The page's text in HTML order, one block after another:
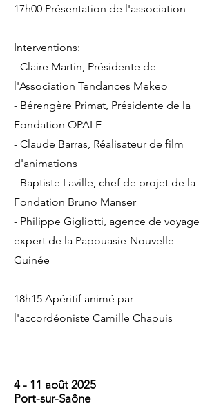
17h00 Présentation de l'association
Interventions:
- Claire Martin, Présidente de
l'Association Tendances Mekeo
- Bérengère Primat, Présidente de la
Fondation OPALE
- Claude Barras, Réalisateur de film
d'animations
- Baptiste Laville, chef de projet de la
Fondation Bruno Manser
- Philippe Gigliotti, agence de voyage
expert de la Papouasie-Nouvelle-
Guinée
18h15 Apéritif animé par
l'accordéoniste Camille Chapuis
4 - 11 août 2025
Port-sur-Saône